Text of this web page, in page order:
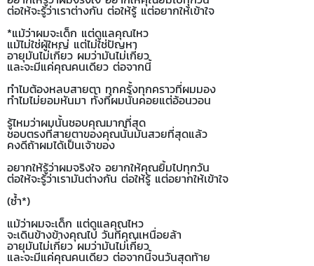
ต่อให้จะรู้ว่าเราต่างกัน ต่อให้รู้ แต่อยากให้เข้าใจ
*แม้ว่าผมจะเด็ก แต่ดูแลคุณไหว
แม้ไม่ใช่ผู้ใหญ่ แต่ไม่ใช่ปัญหา
อายุมันไม่เกี่ยว ผมว่ามันไม่เกี่ยว
และจะมีแค่คุณคนเดียว ต่อจากนี้
ทำไมต้องหลบสายตา ทุกครั้งทุกคราวที่ผมมอง
ทำไมไม่ยอมหันมา ทั้งที่ผมนั้นคอยแต่อ้อนวอน
รู้ไหมว่าผมนั้นชอบคุณมากที่สุด
ชอบตรงที่สายตาของคุณนั้นมันสวยที่สุดแล้ว
คงดีถ้าผมได้เป็นเจ้าของ
อยากให้รู้ว่าผมจริงใจ อยากให้คุณยิ้มไปทุกวัน
ต่อให้จะรู้ว่าเรามันต่างกัน ต่อให้รู้ แต่อยากให้เข้าใจ
(ซ้ำ*)
แม้ว่าผมจะเด็ก แต่ดูแลคุณไหว
จะเดินข้างข้างคุณไป วันที่คุณเหนื่อยล้า
อายุมันไม่เกี่ยว ผมว่ามันไม่เกี่ยว
และจะมีแค่คุณคนเดียว ต่อจากนี้จนวันสุดท้าย